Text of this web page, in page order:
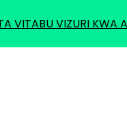
VITABU VIZURI KWA